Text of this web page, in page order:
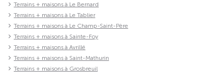
Terrains + maisons à Le Bernard
Terrains + maisons à Le Tablier
Terrains + maisons à Le Champ-Saint-Père
Terrains + maisons à Sainte-Foy
Terrains + maisons à Avrillé
Terrains + maisons à Saint-Mathurin
Terrains + maisons à Grosbreuil